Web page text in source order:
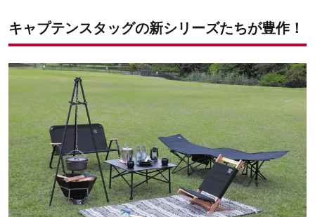
CS ブラックラベル スチールフォームクーラー
CS×EDWIN ロースタイルチェア
CS×EDWIN FDスツール
CS×EDWIN 木製3段MOVEラック
キャプテンスタッグの新シリーズたちが豊作！